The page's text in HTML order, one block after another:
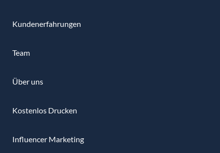
Kundenerfahrungen
Team
Über uns
Kostenlos Drucken
Influencer Marketing